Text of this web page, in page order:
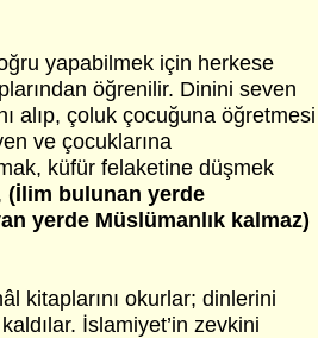
yapabilmek için herkese
öğrenilir. Dinini seven
alıp, çoluk çocuğuna öğretmesi
ve çocuklarına
küfür felaketine düşmek
(İlim bulunan yerde
yerde Müslümanlık kalmaz)
kitaplarını okurlar; dinlerini
İslamiyet’in zevkini